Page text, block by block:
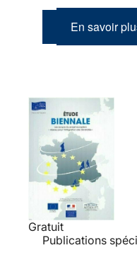
En savoir
Gratuit
Publications